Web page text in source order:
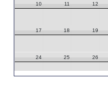
10 11 12
17 18 19
24 25 26